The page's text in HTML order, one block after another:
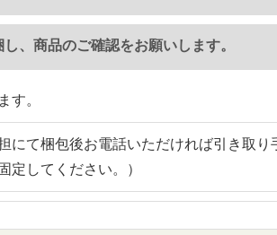
、商品のご確認をお願いします。
す。
にて梱包後お電話いただければ引き取
定してください。）